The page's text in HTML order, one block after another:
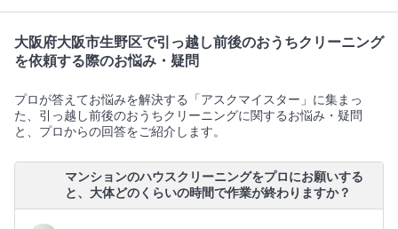
大阪府大阪市生野区で引っ越し前後のおうちクリーニング
を依頼する際のお悩み・疑問
プロが答えてお悩みを解決する「アスクマイスター」に集まっ
た、引っ越し前後のおうちクリーニングに関するお悩み・疑問
と、プロからの回答をご紹介します。
マンションのハウスクリーニングをプロにお願いする
と、大体どのくらいの時間で作業が終わりますか？